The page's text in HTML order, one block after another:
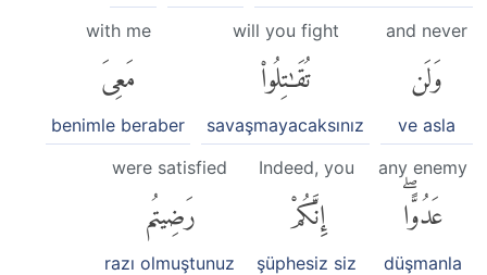
and never
وَلَن
ve asla
will you fight
تُقَٰتِلُوا۟
savaşmayacaksınız
with me
مَعِىَ
benimle beraber
any enemy
عَدُوًّاۖ
düşmanla
Indeed, you
إِنَّكُمْ
şüphesiz siz
were satisfied
رَضِيتُم
razı olmuştunuz